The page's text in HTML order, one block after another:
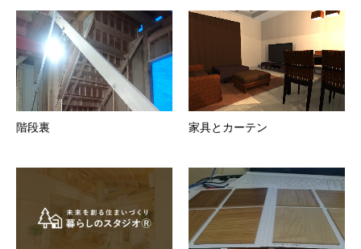
階段裏 家具とカーテン